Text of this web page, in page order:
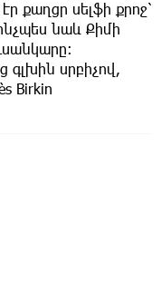
քաղցր սելֆի քրոջ՝
նաև Քիմի
սրբիչով,
Birkin